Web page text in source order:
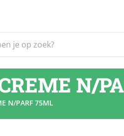
N/
N/PARF 75ML